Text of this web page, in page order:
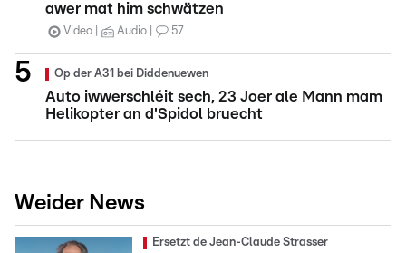
awer mat him schwätzen
Video Audio 57
Op der A31 bei Diddenuewen
Auto iwwerschléit sech, 23 Joer ale Mann mam
Helikopter an d'Spidol bruecht
Weider News
Ersetzt de Jean-Claude Strasser